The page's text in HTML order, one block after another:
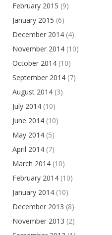
February 2015 (9)
January 2015 (6)
December 2014 (4)
November 2014 (10)
October 2014 (10)
September 2014 (7)
August 2014 (3)
July 2014 (10)
June 2014 (10)
May 2014 (5)
April 2014 (7)
March 2014 (10)
February 2014 (10)
January 2014 (10)
December 2013 (8)
November 2013 (2)